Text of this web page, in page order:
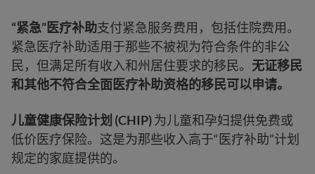
“紧急”医疗补助支付紧急服务费用，包括住院费用。
紧急医疗补助适用于那些不被视为符合条件的非公
民，但满足所有收入和州居住要求的移民。 无证移民
和其他不符合全面医疗补助资格的移民可以申请。
儿童健康保险计划 (CHIP)为儿童和孕妇提供免费或
低价医疗保险。这是为那些收入高于“医疗补助”计划
规定的家庭提供的。